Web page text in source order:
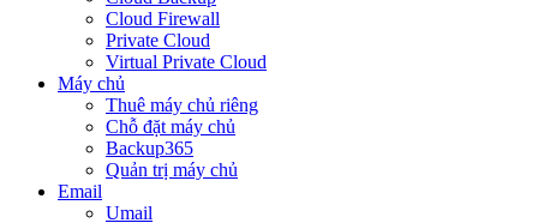
Cloud Firewall
Private Cloud
Virtual Private Cloud
Máy chủ
Thuê máy chủ riêng
Chỗ đặt máy chủ
Backup365
Quản trị máy chủ
Email
Umail